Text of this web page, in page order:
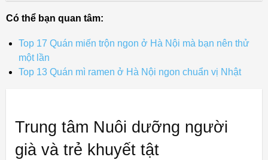
Có thể bạn quan tâm:
Top 17 Quán miến trộn ngon ở Hà Nội mà bạn nên thử
một lần
Top 13 Quán mì ramen ở Hà Nội ngon chuẩn vị Nhật
Trung tâm Nuôi dưỡng người
già và trẻ khuyết tật